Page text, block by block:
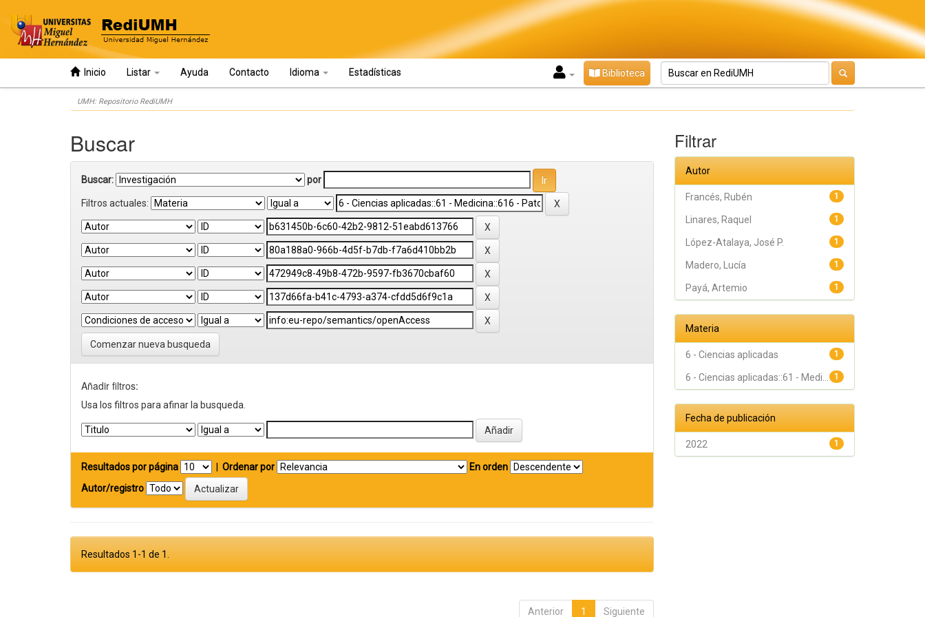
Inicio Listar Ayuda Contacto Idioma Estadísticas Biblioteca
UMH: Repositorio RediUMH
Buscar
Buscar: por
Filtros actuales:
Comenzar nueva busqueda
Añadir filtros:
Usa los filtros para afinar la busqueda.
Resultados por página Ordenar por
En orden
Autor/registro
Resultados 1-1 de 1.
Anterior 1 Siguiente
Filtrar
Autor
1
Francés, Rubén
1
Linares, Raquel
1
López-Atalaya, José P.
1
Madero, Lucía
1
Payá, Artemio
Materia
1
6 - Ciencias aplicadas
1
6 - Ciencias aplicadas::61 - Medi...
Fecha de publicación
1
2022